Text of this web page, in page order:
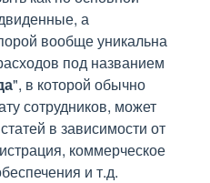
а
вообще уникальна
под названием
", в которой обычно
сотрудников, может
в зависимости от
коммерческое
и т.д.